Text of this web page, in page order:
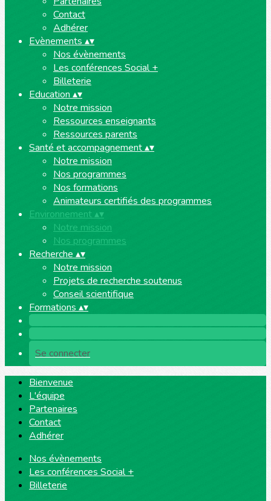
Contact
Adhérer
Evènements ▴▾
Nos évènements
Les conférences Social +
Billeterie
Education ▴▾
Notre mission
Ressources enseignants
Ressources parents
Santé et accompagnement▴▾
Notre mission
Nos programmes
Nos formations
Animateurs certifiés des programmes
Environnement ▴▾
Notre mission
Nos programmes
Recherche ▴▾
Notre mission
Projets de recherche soutenus
Conseil scientifique
Formations ▴▾
Se connecter
Bienvenue
L'équipe
Partenaires
Contact
Adhérer
Nos évènements
Les conférences Social +
Billeterie